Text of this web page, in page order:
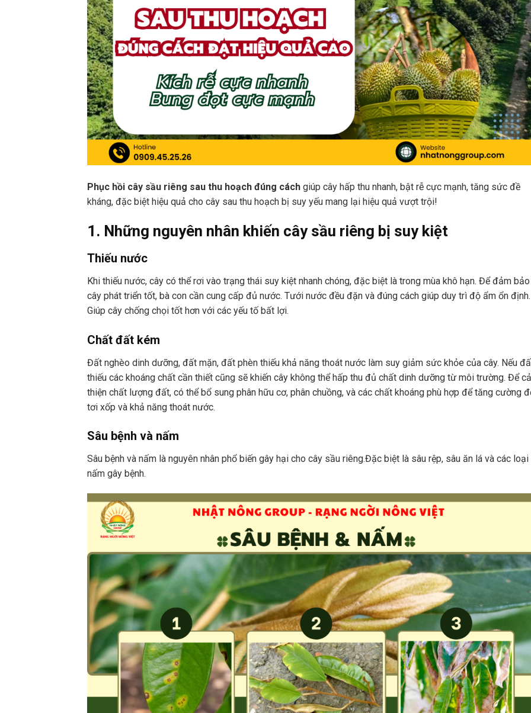
Phục hồi cây sầu riêng sau thu hoạch đúng cách giúp cây hấp thu nhanh, bật rễ cực mạnh, tăng sức đề
kháng, đặc biệt hiệu quả cho cây sau thu hoạch bị suy yếu mang lại hiệu quả vượt trội!
1. Những nguyên nhân khiến cây sầu riêng bị suy kiệt
Thiếu nước
Khi thiếu nước, cây có thể rơi vào trạng thái suy kiệt nhanh chóng, đặc biệt là trong mùa khô hạn. Để đảm bảo
cây phát triển tốt, bà con cần cung cấp đủ nước. Tưới nước đều đặn và đúng cách giúp duy trì độ ẩm ổn định.
Giúp cây chống chọi tốt hơn với các yếu tố bất lợi.
Chất đất kém
Đất nghèo dinh dưỡng, đất mặn, đất phèn thiếu khả năng thoát nước làm suy giảm sức khỏe của cây. Nếu
thiếu các khoáng chất cần thiết cũng sẽ khiến cây không thể hấp thu đủ chất dinh dưỡng từ môi trường. Để
thiện chất lượng đất, có thể bổ sung phân hữu cơ, phân chuồng, và các chất khoáng phù hợp để tăng cường
tơi xốp và khả năng thoát nước.
Sâu bệnh và nấm
Sâu bệnh và nấm là nguyên nhân phổ biến gây hại cho cây sầu riêng.Đặc biệt là sâu rệp, sâu ăn lá và các loại
nấm gây bệnh.